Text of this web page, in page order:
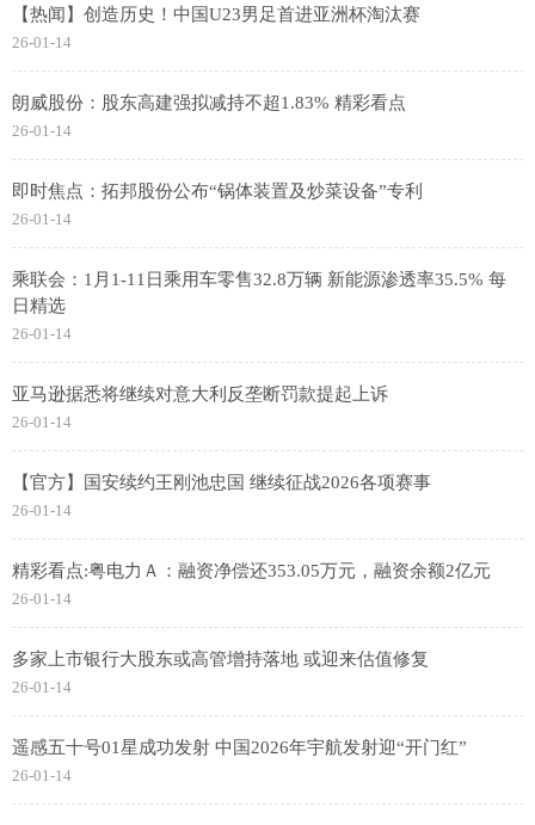
【热闻】创造历史！中国U23男足首进亚洲杯淘汰赛
26-01-14
朗威股份：股东高建强拟减持不超1.83% 精彩看点
26-01-14
即时焦点：拓邦股份公布“锅体装置及炒菜设备”专利
26-01-14
乘联会：1月1-11日乘用车零售32.8万辆 新能源渗透率35.5% 每
日精选
26-01-14
亚马逊据悉将继续对意大利反垄断罚款提起上诉
26-01-14
【官方】国安续约王刚池忠国 继续征战2026各项赛事
26-01-14
精彩看点:粤电力Ａ：融资净偿还353.05万元，融资余额2亿元
26-01-14
多家上市银行大股东或高管增持落地 或迎来估值修复
26-01-14
遥感五十号01星成功发射 中国2026年宇航发射迎“开门红”
26-01-14